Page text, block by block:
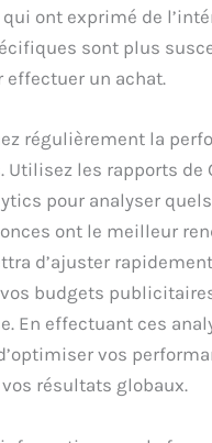
ont exprimé de
sont plus
effectuer un achat.
régulièrement la
Utilisez les rapports de
pour analyser
ont le meilleur
d’ajuster
vos budgets
En effectuant ces
vos
vos résultats globaux.